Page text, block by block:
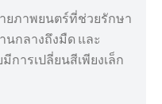
ยภาพยนตร์ที่ช่วยรักษา
นกลางถึงมืด และ
ารเปลี่ยนสีเพียงเล็ก